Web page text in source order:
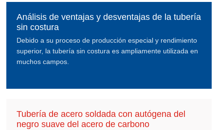
Análisis de ventajas y desventajas de la tubería
sin costura
Debido a su proceso de producción especial y rendimiento
superior, la tubería sin costura es ampliamente utilizada en
muchos campos.
Tubería de acero soldada con autógena del
negro suave del acero de carbono